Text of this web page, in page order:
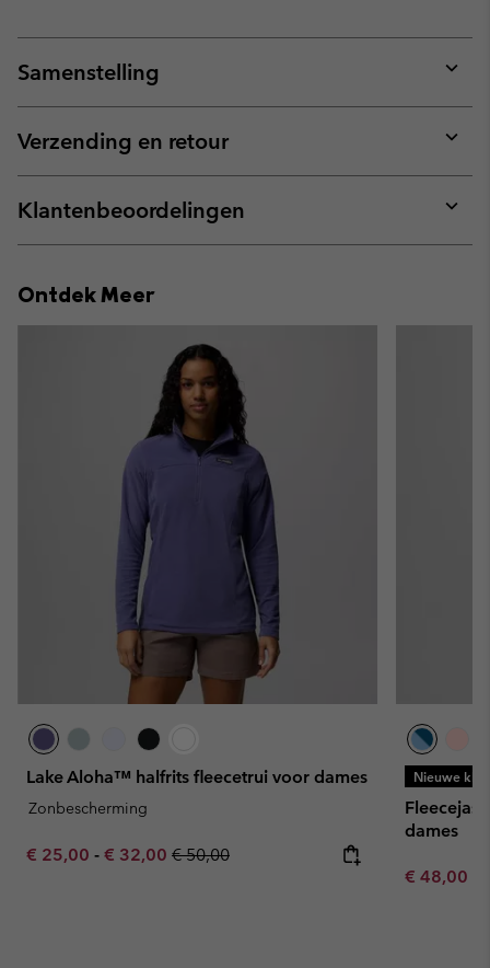
Samenstelling
or
Verzending en retour
or
Klantenbeoordelingen
or
Ontdek Meer
Lake Aloha™ halfrits fleecetrui voor dames
Zonbescherming
Minimum sale price:
€ 25,00 - Maximum sale price:
€ 32,00 Regular price:
€ 50,00
Nieuwe
Fleecejas
dames
Minimum
€ 48,00